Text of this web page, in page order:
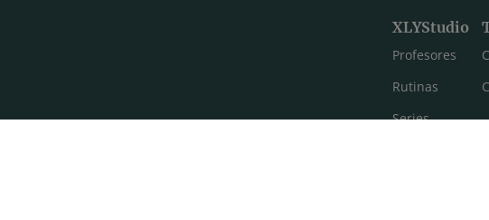
XLYStudio
Profesores
Rutinas
Series